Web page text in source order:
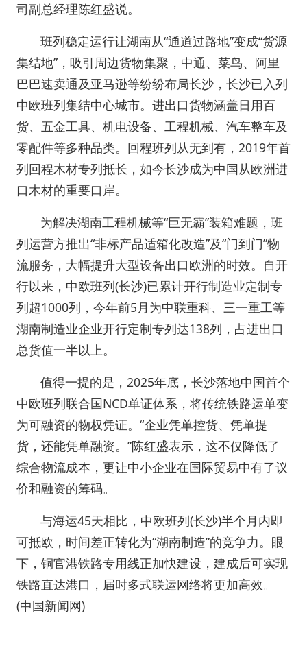
司副总经理陈红盛说。
班列稳定运行让湖南从“通道过路地”变成“货源
集结地”，吸引周边货物集聚，中通、菜鸟、阿里
巴巴速卖通及亚马逊等纷纷布局长沙，长沙已入列
中欧班列集结中心城市。进出口货物涵盖日用百
货、五金工具、机电设备、工程机械、汽车整车及
零配件等多种品类。回程班列从无到有，2019年首
列回程木材专列抵长，如今长沙成为中国从欧洲进
口木材的重要口岸。
为解决湖南工程机械等“巨无霸”装箱难题，班
列运营方推出“非标产品适箱化改造”及“门到门”物
流服务，大幅提升大型设备出口欧洲的时效。自开
行以来，中欧班列(长沙)已累计开行制造业定制专
列超1000列，今年前5月为中联重科、三一重工等
湖南制造业企业开行定制专列达138列，占进出口
总货值一半以上。
值得一提的是，2025年底，长沙落地中国首个
中欧班列联合国NCD单证体系，将传统铁路运单变
为可融资的物权凭证。“企业凭单控货、凭单提
货，还能凭单融资。”陈红盛表示，这不仅降低了
综合物流成本，更让中小企业在国际贸易中有了议
价和融资的筹码。
与海运45天相比，中欧班列(长沙)半个月内即
可抵欧，时间差正转化为“湖南制造”的竞争力。眼
下，铜官港铁路专用线正加快建设，建成后可实现
铁路直达港口，届时多式联运网络将更加高效。
(中国新闻网)